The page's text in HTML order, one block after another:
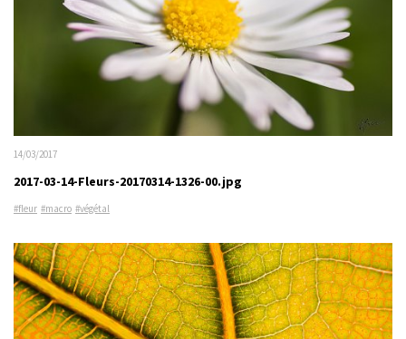
14/03/2017
2017-03-14-Fleurs-20170314-1326-00.jpg
#fleur #macro #végétal